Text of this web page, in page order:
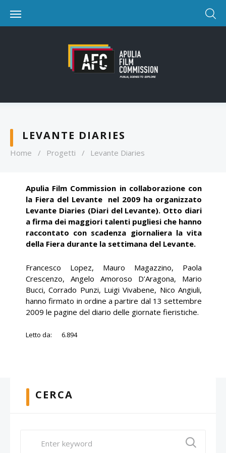
LEVANTE DIARIES
Home / Progetti / Levante Diaries
Apulia Film Commission in collaborazione con
la Fiera del Levante nel 2009 ha organizzato
Levante Diaries (Diari del Levante). Otto diari
a firma dei maggiori talenti pugliesi che hanno
raccontato con scadenza giornaliera la vita
della Fiera durante la settimana del Levante.
Francesco Lopez, Mauro Magazzino, Paola
Crescenzo, Angelo Amoroso D’Aragona, Mario
Bucci, Corrado Punzi, Luigi Vivabene, Nico Angiuli,
hanno firmato in ordine a partire dal 13 settembre
2009 le pagine del diario delle giornate fieristiche.
Letto da: 6.894
CERCA